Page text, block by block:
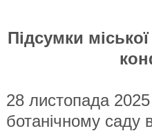
Підсумки міської
28 листопада
ботанічному саду